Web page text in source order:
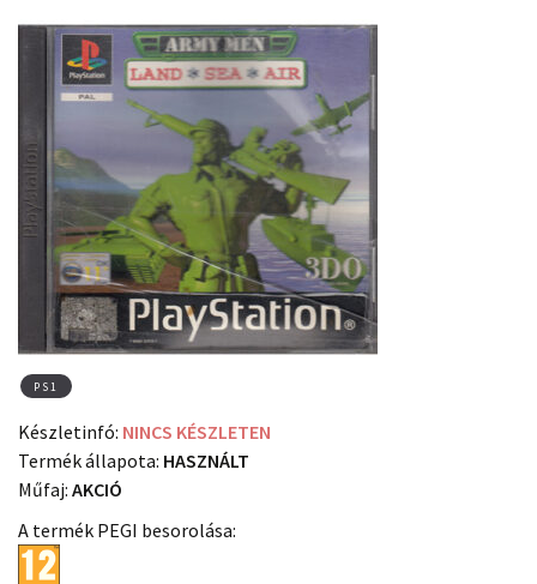
PS1
Készletinfó: NINCS KÉSZLETEN
Termék állapota: HASZNÁLT
Műfaj: AKCIÓ
A termék PEGI besorolása: